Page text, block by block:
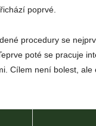
poprvé.
procedury se
poté se pracuje
Cílem není bolest, ale